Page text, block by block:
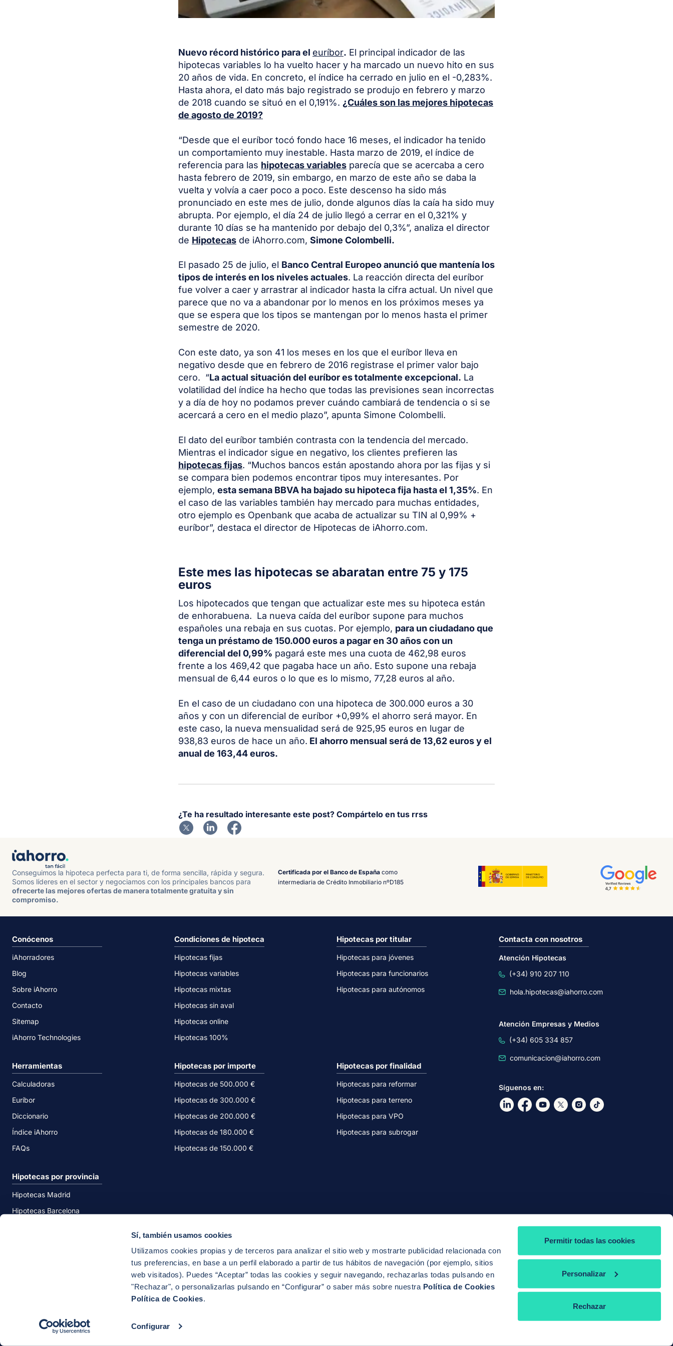
Sí, también usamos cookies
Utilizamos cookies propias y de terceros para analizar el sitio web y mostrarte publicidad relacionada con
tus preferencias, en base a un perfil elaborado a partir de tus hábitos de navegación (por ejemplo, sitios
web visitados). Puedes “Aceptar” todas las cookies y seguir navegando, rechazarlas todas pulsando en
"Rechazar", o personalizarlas pulsando en “Configurar” o saber más sobre nuestra Política de Cookies
Política de Cookies.
Configurar
Permitir todas las cookies
Personalizar
Rechazar
Nuevo récord histórico para el euríbor. El principal indicador de las
hipotecas variables lo ha vuelto hacer y ha marcado un nuevo hito en sus
20 años de vida. En concreto, el índice ha cerrado en julio en el -0,283%.
Hasta ahora, el dato más bajo registrado se produjo en febrero y marzo
de 2018 cuando se situó en el 0,191%. ¿Cuáles son las mejores hipotecas
de agosto de 2019?
“Desde que el euríbor tocó fondo hace 16 meses, el indicador ha tenido
un comportamiento muy inestable. Hasta marzo de 2019, el índice de
referencia para las hipotecas variables parecía que se acercaba a cero
hasta febrero de 2019, sin embargo, en marzo de este año se daba la
vuelta y volvía a caer poco a poco. Este descenso ha sido más
pronunciado en este mes de julio, donde algunos días la caía ha sido muy
abrupta. Por ejemplo, el día 24 de julio llegó a cerrar en el 0,321% y
durante 10 días se ha mantenido por debajo del 0,3%”, analiza el director
de Hipotecas de iAhorro.com, Simone Colombelli.
El pasado 25 de julio, el Banco Central Europeo anunció que mantenía los
tipos de interés en los niveles actuales. La reacción directa del euríbor
fue volver a caer y arrastrar al indicador hasta la cifra actual. Un nivel que
parece que no va a abandonar por lo menos en los próximos meses ya
que se espera que los tipos se mantengan por lo menos hasta el primer
semestre de 2020.
Con este dato, ya son 41 los meses en los que el euríbor lleva en
negativo desde que en febrero de 2016 registrase el primer valor bajo
cero. “La actual situación del euríbor es totalmente excepcional. La
volatilidad del índice ha hecho que todas las previsiones sean incorrectas
y a día de hoy no podamos prever cuándo cambiará de tendencia o si se
acercará a cero en el medio plazo”, apunta Simone Colombelli.
El dato del euríbor también contrasta con la tendencia del mercado.
Mientras el indicador sigue en negativo, los clientes prefieren las
hipotecas fijas. “Muchos bancos están apostando ahora por las fijas y si
se compara bien podemos encontrar tipos muy interesantes. Por
ejemplo, esta semana BBVA ha bajado su hipoteca fija hasta el 1,35%. En
el caso de las variables también hay mercado para muchas entidades,
otro ejemplo es Openbank que acaba de actualizar su TIN al 0,99% +
euríbor”, destaca el director de Hipotecas de iAhorro.com.
Este mes las hipotecas se abaratan entre 75 y 175
euros
Los hipotecados que tengan que actualizar este mes su hipoteca están
de enhorabuena. La nueva caída del euríbor supone para muchos
españoles una rebaja en sus cuotas. Por ejemplo, para un ciudadano que
tenga un préstamo de 150.000 euros a pagar en 30 años con un
diferencial del 0,99% pagará este mes una cuota de 462,98 euros
frente a los 469,42 que pagaba hace un año. Esto supone una rebaja
mensual de 6,44 euros o lo que es lo mismo, 77,28 euros al año.
En el caso de un ciudadano con una hipoteca de 300.000 euros a 30
años y con un diferencial de euríbor +0,99% el ahorro será mayor. En
este caso, la nueva mensualidad será de 925,95 euros en lugar de
938,83 euros de hace un año. El ahorro mensual será de 13,62 euros y el
anual de 163,44 euros.
¿Te ha resultado interesante este post? Compártelo en tus rrss
Conseguimos la hipoteca perfecta para ti, de forma sencilla, rápida y segura.
Somos líderes en el sector y negociamos con los principales bancos para
ofrecerte las mejores ofertas de manera totalmente gratuita y sin
compromiso.
Certificada por el Banco de España como
intermediaria de Crédito Inmobiliario nºD185
Contacta con nosotros
Atención Hipotecas
(+34) 910 207 110
hola.hipotecas@iahorro.com
Atención Empresas y Medios
(+34) 605 334 857
comunicacion@iahorro.com
Síguenos en:
Ir a nuestro Linkdin
Ir a nuestro Facebook
Ir a nuestro canal de Youtube
Ir a nuestro X
Ir a nuestro Instagram
Ir a nuestro TikTok
© iAhorro 2026 Canal de denuncias Reclamaciones
Conócenos
iAhorradores
Blog
Sobre iAhorro
Contacto
Sitemap
iAhorro Technologies
Herramientas
Calculadoras
Euríbor
Diccionario
Índice iAhorro
FAQs
Condiciones de hipoteca
Hipotecas fijas
Hipotecas variables
Hipotecas mixtas
Hipotecas sin aval
Hipotecas online
Hipotecas 100%
Hipotecas por finalidad
Hipotecas para reformar
Hipotecas para terreno
Hipotecas para VPO
Hipotecas para subrogar
Hipotecas por importe
Hipotecas de 500.000 €
Hipotecas de 300.000 €
Hipotecas de 200.000 €
Hipotecas de 180.000 €
Hipotecas de 150.000 €
Hipotecas por titular
Hipotecas para jóvenes
Hipotecas para funcionarios
Hipotecas para autónomos
Hipotecas por provincia
Hipotecas Madrid
Hipotecas Barcelona